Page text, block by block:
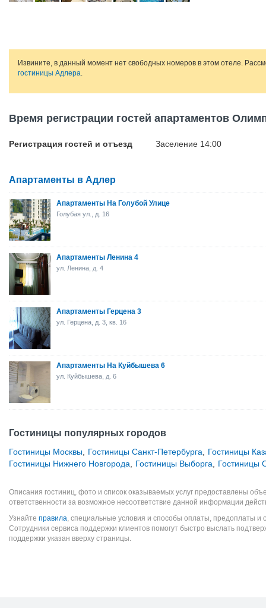
Извините, в данный момент нет свободных номеров в этом отеле.
гостиницы Адлера.
Время регистрации гостей апартаментов
Регистрация гостей и отъезд Заселение 14:00
Апартаменты в Адлер
Апартаменты На Голубой Улице
Голубая ул., д. 16
Апартаменты Ленина 4
ул. Ленина, д. 4
Апартаменты Герцена 3
ул. Герцена, д. 3, кв. 16
Апартаменты На Куйбышева 6
ул. Куйбышева, д. 6
Гостиницы популярных городов
Гостиницы Москвы Гостиницы Санкт-Петербурга
Гостиницы
Гостиницы Нижнего Новгорода
Гостиницы Выборга Гостиницы
Описания гостиниц, фото и список оказываемых услуг предоставлены
ответственности за возможное несоответствие данной информации
Узнайте правила, специальные условия и способы оплаты, предоплаты и
Сотрудники сервиса поддержки клиентов помогут быстро выслать
поддержки указан вверху страницы.